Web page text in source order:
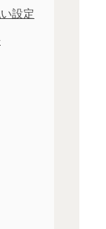
設定